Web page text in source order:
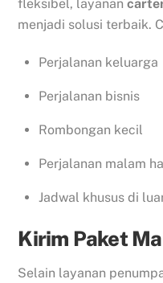
fleksibel, layanan
menjadi solusi terbaik.
Perjalanan keluarga
Perjalanan bisnis
Rombongan kecil
Perjalanan malam
Jadwal khusus di
Kirim Paket
Selain layanan